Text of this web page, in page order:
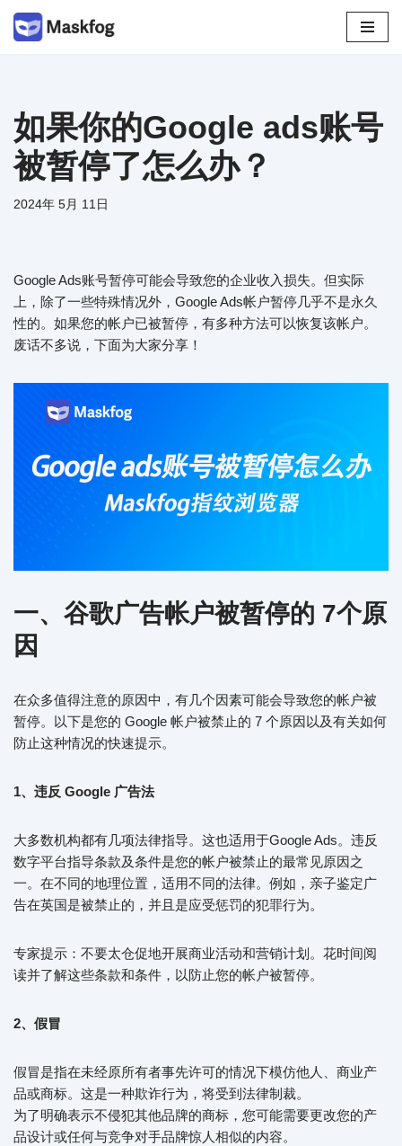
文
如果你的Google ads账号
被暂停了怎么办？
2024年 5月 11日
Google Ads账号暂停可能会导致您的企业收入损失。但实际
上，除了一些特殊情况外，Google Ads帐户暂停几乎不是永久
性的。如果您的帐户已被暂停，有多种方法可以恢复该帐户。
废话不多说，下面为大家分享！
一、谷歌广告帐户被暂停的 7个原
因
在众多值得注意的原因中，有几个因素可能会导致您的帐户被
暂停。以下是您的 Google 帐户被禁止的 7 个原因以及有关如何
防止这种情况的快速提示。
1、违反 Google 广告法
大多数机构都有几项法律指导。这也适用于Google Ads。违反
数字平台指导条款及条件是您的帐户被禁止的最常见原因之
一。在不同的地理位置，适用不同的法律。例如，亲子鉴定广
告在英国是被禁止的，并且是应受惩罚的犯罪行为。
专家提示：不要太仓促地开展商业活动和营销计划。花时间阅
读并了解这些条款和条件，以防止您的帐户被暂停。
2、假冒
假冒是指在未经原所有者事先许可的情况下模仿他人、商业产
品或商标。这是一种欺诈行为，将受到法律制裁。
为了明确表示不侵犯其他品牌的商标，您可能需要更改您的产
品设计或任何与竞争对手品牌惊人相似的内容。